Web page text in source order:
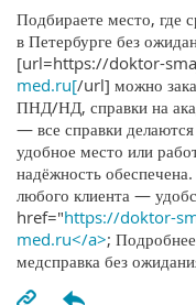
Подбираете место, где
в Петербурге без
[url=https://doktor-
med.ru[/url] можно
ПНД/НД, справки на
— все справки
удобное место или
надёжность
любого клиента —
href="https://doktor-
med.ru</a>;
медсправка без